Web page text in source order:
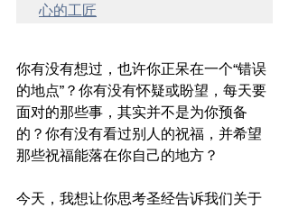
心的工匠
你有没有想过，也许你正呆在一个“错误
的地点”？你有没有怀疑或盼望，每天要
面对的那些事，其实并不是为你预备
的？你有没有看过别人的祝福，并希望
那些祝福能落在你自己的地方？
今天，我想让你思考圣经告诉我们关于